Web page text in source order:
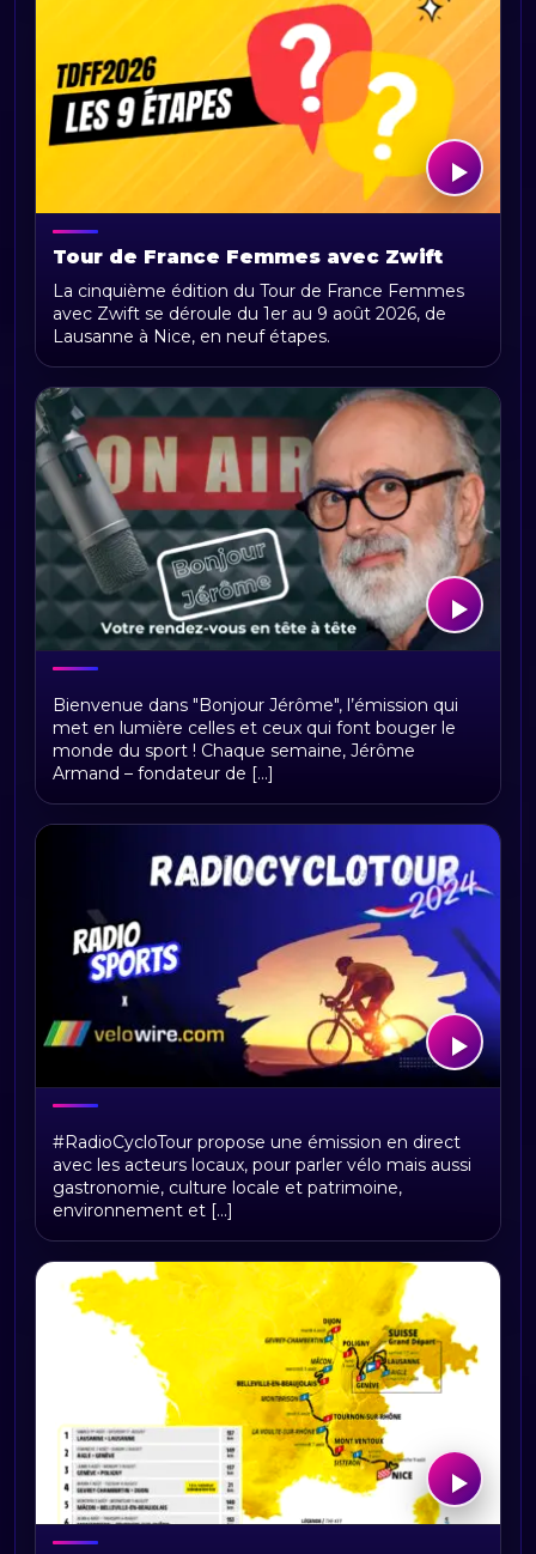
Tour de France Femmes avec Zwift
2026 : parcours, étapes, calendrier et
actualités
La cinquième édition du Tour de France Femmes
avec Zwift se déroule du 1er au 9 août 2026, de
Lausanne à Nice, en neuf étapes.
Bonjour Jerome
Bienvenue dans "Bonjour Jérôme", l’émission qui
met en lumière celles et ceux qui font bouger le
monde du sport ! Chaque semaine, Jérôme
Armand – fondateur de [...]
RadioCycloTour, le direct
#RadioCycloTour propose une émission en direct
avec les acteurs locaux, pour parler vélo mais aussi
gastronomie, culture locale et patrimoine,
environnement et [...]